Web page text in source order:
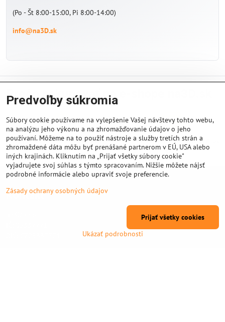
(Po - Št 8:00-15:00, Pi 8:00-14:00)
info@na3D.sk
Prečo nakupovať na e-shope na3D.sk
Vysoká kvalita produktov
Kompletný sortiment pre 3D
tlač
Kontakt
Predvoľby súkromia
Súbory cookie používame na vylepšenie Vašej návštevy tohto webu,
na analýzu jeho výkonu a na zhromažďovanie údajov o jeho
používaní. Môžeme na to použiť nástroje a služby tretích strán a
zhromaždené dáta môžu byť prenášané partnerom v EÚ, USA alebo
iných krajinách. Kliknutím na „Prijať všetky súbory cookie"
vyjadrujete svoj súhlas s týmto spracovaním. Nižšie môžete nájsť
podrobné informácie alebo upraviť svoje preferencie.
Zásady ochrany osobných údajov
Ukázať podrobnosti
Prijať všetky cookies